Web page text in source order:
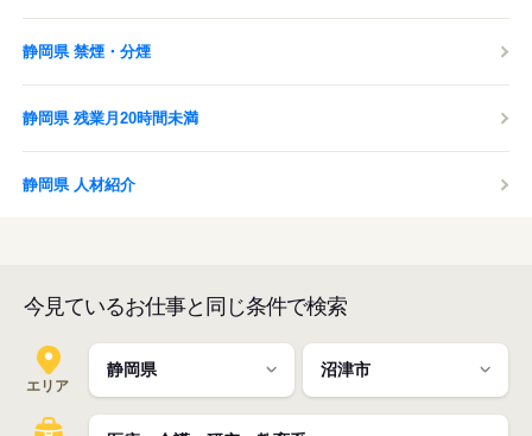
静岡県 禁煙・分煙
静岡県 残業月20時間未満
静岡県 人材紹介
今見ているお仕事と同じ条件で検索
エリア